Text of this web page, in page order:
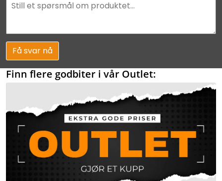
Få svar nå
Finn flere godbiter i vår Outlet: